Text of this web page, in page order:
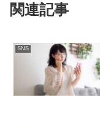
関連記事
SNS